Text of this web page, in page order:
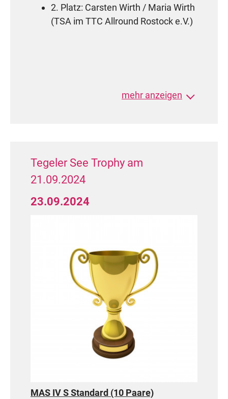
2. Platz: Carsten Wirth / Maria Wirth
(TSA im TTC Allround Rostock e.V.)
HGR S Standard (13 Paare)
Herzlichen Glückwunsch!
mehr anzeigen
Tegeler See Trophy am
21.09.2024
23.09.2024
MAS IV S Standard (10 Paare)